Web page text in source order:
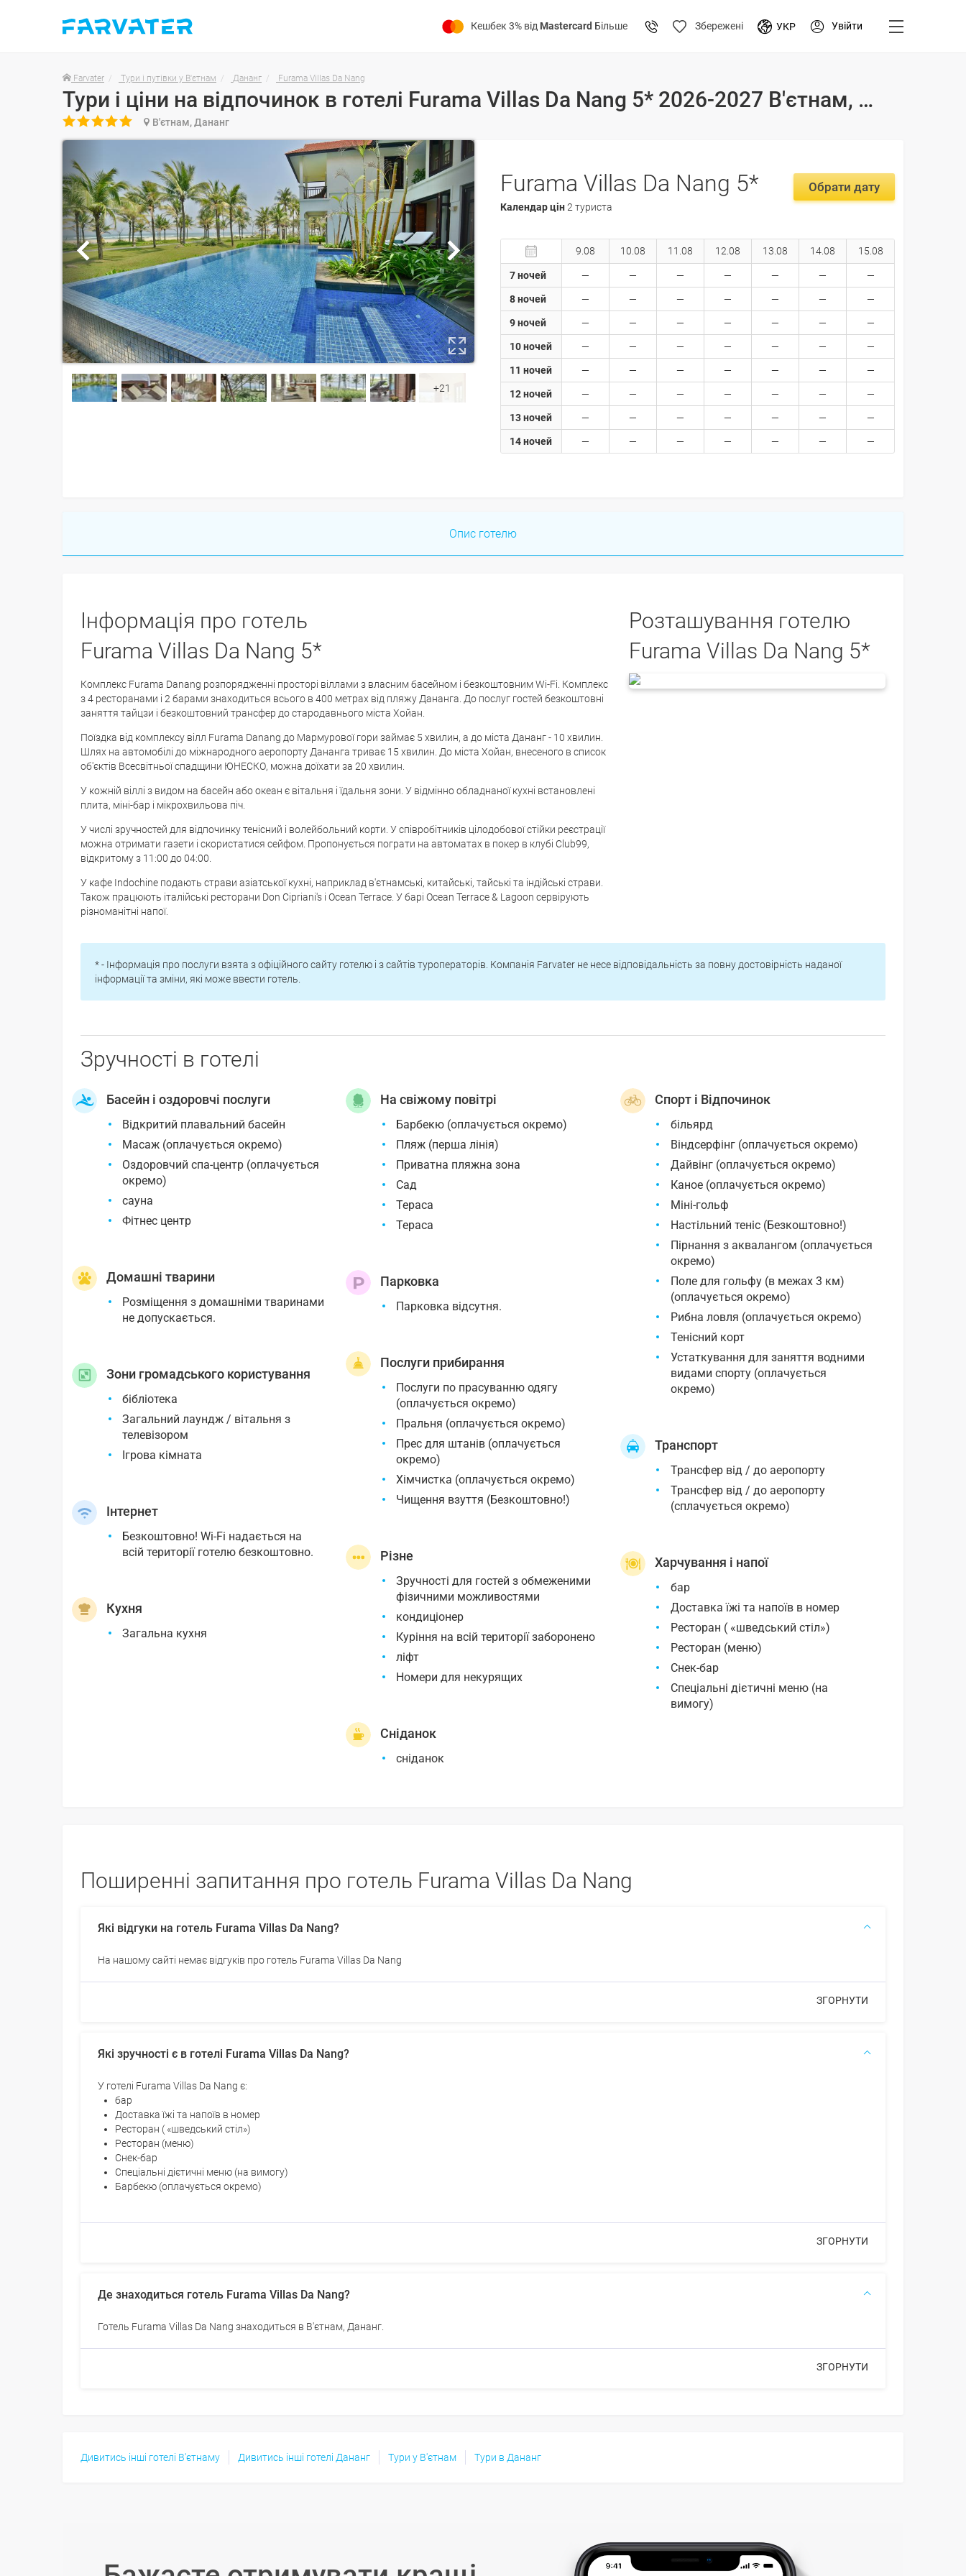
Кешбек 3% від Mastercard Більше Збережені УКР Увійти
Farvater Тури і путівки у В'єтнам Дананг Furama Villas Da Nang
Тури і ціни на відпочинок в готелі Furama Villas Da Nang 5* 2026-2027 В'єтнам, Дананг
 В'єтнам, Дананг
+21
Furama Villas Da Nang 5*
Календар цін2 туриста
Обрати дату
7 ночей
8 ночей
9 ночей
10 ночей
11 ночей
12 ночей
13 ночей
14 ночей
9.08 10.08 11.08 12.08 13.08 14.08 15.08
Опис готелю
Інформація про готель
Furama Villas Da Nang 5*
Комплекс Furama Danang розпорядженні просторі віллами з власним басейном і безкоштовним Wi-Fi. Комплекс
з 4 ресторанами і 2 барами знаходиться всього в 400 метрах від пляжу Дананга. До послуг гостей безкоштовні
заняття тайцзи і безкоштовний трансфер до стародавнього міста Хойан.
Поїздка від комплексу вілл Furama Danang до Мармурової гори займає 5 хвилин, а до міста Дананг - 10 хвилин.
Шлях на автомобілі до міжнародного аеропорту Дананга триває 15 хвилин. До міста Хойан, внесеного в список
об'єктів Всесвітньої спадщини ЮНЕСКО, можна доїхати за 20 хвилин.
У кожній віллі з видом на басейн або океан є вітальня і їдальня зони. У відмінно обладнаної кухні встановлені
плита, міні-бар і мікрохвильова піч.
У числі зручностей для відпочинку тенісний і волейбольний корти. У співробітників цілодобової стійки реєстрації
можна отримати газети і скористатися сейфом. Пропонується пограти на автоматах в покер в клубі Club99,
відкритому з 11:00 до 04:00.
У кафе Indochine подають страви азіатської кухні, наприклад в'єтнамські, китайські, тайські та індійські страви.
Також працюють італійські ресторани Don Cipriani's і Ocean Terrace. У барі Ocean Terrace & Lagoon сервірують
різноманітні напої.
Розташування готелю
Furama Villas Da Nang 5*
* - Інформація про послуги взята з офіційного сайту готелю і з сайтів туроператорів. Компанія Farvater не несе відповідальність за повну достовірність наданої
інформації та зміни, які може ввести готель.
Зручності в готелі
Басейн і оздоровчі послуги
Відкритий плавальний басейн
Масаж (оплачується окремо)
Оздоровчий спа-центр (оплачується
окремо)
сауна
Фітнес центр
Домашні тварини
Розміщення з домашніми тваринами
не допускається.
Зони громадського користування
бібліотека
Загальний лаундж / вітальня з
телевізором
Ігрова кімната
Інтернет
Безкоштовно! Wi-Fi надається на
всій території готелю безкоштовно.
Кухня
Загальна кухня
На свіжому повітрі
Барбекю (оплачується окремо)
Пляж (перша лінія)
Приватна пляжна зона
Сад
Тераса
Тераса
Парковка
Парковка відсутня.
Послуги прибирання
Послуги по прасуванню одягу
(оплачується окремо)
Пральня (оплачується окремо)
Прес для штанів (оплачується
окремо)
Хімчистка (оплачується окремо)
Чищення взуття (Безкоштовно!)
Різне
Зручності для гостей з обмеженими
фізичними можливостями
кондиціонер
Куріння на всій території заборонено
ліфт
Номери для некурящих
Сніданок
сніданок
Спорт і Відпочинок
більярд
Віндсерфінг (оплачується окремо)
Дайвінг (оплачується окремо)
Каное (оплачується окремо)
Міні-гольф
Настільний теніс (Безкоштовно!)
Пірнання з аквалангом (оплачується
окремо)
Поле для гольфу (в межах 3 км)
(оплачується окремо)
Рибна ловля (оплачується окремо)
Тенісний корт
Устаткування для заняття водними
видами спорту (оплачується
окремо)
Транспорт
Трансфер від / до аеропорту
Трансфер від / до аеропорту
(сплачується окремо)
Харчування і напої
бар
Доставка їжі та напоїв в номер
Ресторан ( «шведський стіл»)
Ресторан (меню)
Снек-бар
Спеціальні дієтичні меню (на
вимогу)
Поширенні запитання про готель Furama Villas Da Nang
Які відгуки на готель Furama Villas Da Nang?
На нашому сайті немає відгуків про готель Furama Villas Da Nang
ЗГОРНУТИ
Які зручності є в готелі Furama Villas Da Nang?
У готелі Furama Villas Da Nang є:
бар
Доставка їжі та напоїв в номер
Ресторан ( «шведський стіл»)
Ресторан (меню)
Снек-бар
Спеціальні дієтичні меню (на вимогу)
Барбекю (оплачується окремо)
ЗГОРНУТИ
Де знаходиться готель Furama Villas Da Nang?
Готель Furama Villas Da Nang знаходиться в В'єтнам, Дананг.
ЗГОРНУТИ
Дивитись інші готелі В'єтнаму Дивитись інші готелі Дананг Тури у В'єтнам Тури в Дананг